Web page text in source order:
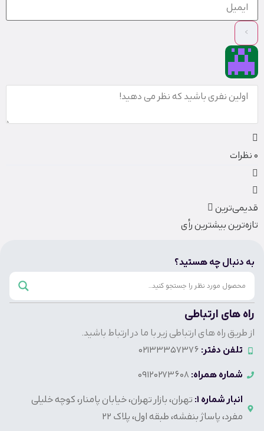
0نظرات
قدیمی‌ترین
تازه‌ترینبیشترین رأی
به دنبال چه هستید؟
راه های ارتباطی
از طریق راه های ارتباطی زیر با ما در ارتباط باشید.
تلفن دفتر: 02133357376
شماره همراه: 09120273608
انبار شماره 1:
تهران، بازار تهران، خیابان پامنار، کوچه خلیلی
مفرد، پاساژ بنفشه، طبقه اول، پلاک 22